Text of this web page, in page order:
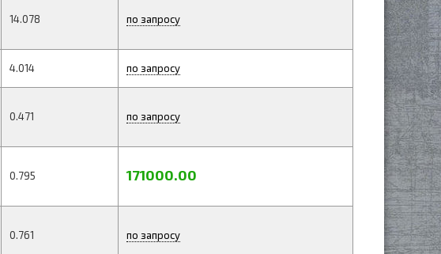
14.078 по запросу
4.014 по запросу
0.471 по запросу
0.795 171000.00
0.761 по запросу